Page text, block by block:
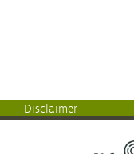
Disclaimer